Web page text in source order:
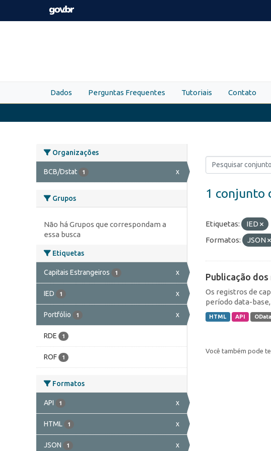
Skip to main content
Dados Perguntas Frequentes Tutoriais Contato
Organizações
BCB/Dstat 1 x
Grupos
Não há Grupos que correspondam a
essa busca
Etiquetas
Capitais Estrangeiros 1 x
IED 1 x
Portfólio 1 x
RDE 1
ROF 1
Formatos
API 1 x
HTML 1 x
JSON 1 x
1 conjunto
Etiquetas: IED
Formatos:
JSON
Publicação
Os registros de
período data-
HTML API OData
Você também pode